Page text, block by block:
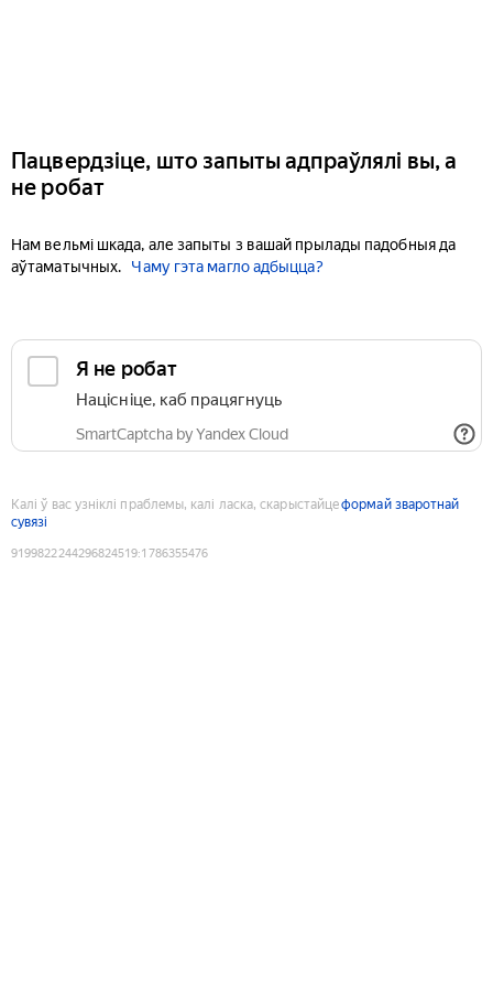
Пацвердзіце, што запыты адпраўлялі вы, а
не робат
Нам вельмі шкада, але запыты з вашай прылады падобныя да
аўтаматычных.
Чаму гэта магло адбыцца?
Я не робат
Націсніце, каб працягнуць
SmartCaptcha by Yandex Cloud
Калі ў вас узніклі праблемы, калі ласка, скарыстайцеформай зваротнай
сувязі
9199822244296824519:1786355476